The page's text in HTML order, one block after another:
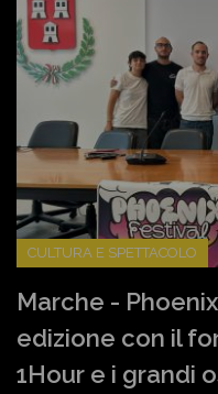
CULTURA E SPETTACOLO
Marche - Phoenix
edizione con il
1Hour e i grandi